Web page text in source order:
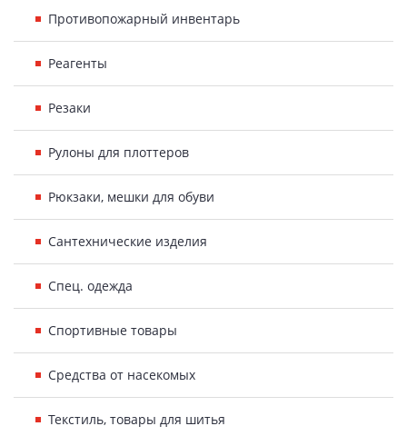
Противопожарный инвентарь
Реагенты
Резаки
Рулоны для плоттеров
Рюкзаки, мешки для обуви
Сантехнические изделия
Спец. одежда
Спортивные товары
Средства от насекомых
Текстиль, товары для шитья